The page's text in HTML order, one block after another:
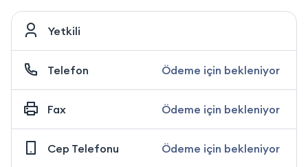
Yetkili
Telefon Ödeme için bekleniyor
Fax Ödeme için bekleniyor
Cep Telefonu Ödeme için bekleniyor